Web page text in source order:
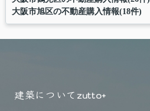
大阪市旭区の不動産購入情報(18件)
建築について zutto+